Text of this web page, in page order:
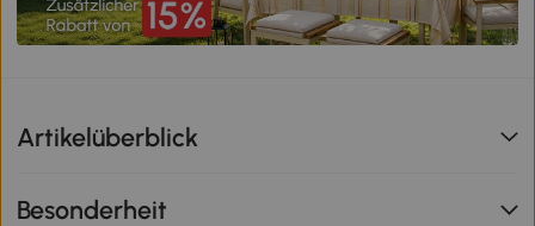
Artikelüberblick
Besonderheit